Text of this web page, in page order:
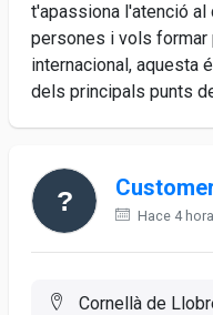
t'apassiona l'atenció al
persones i vols formar
internacional, aquesta
dels principals punts
Hace 4
Cornellà de